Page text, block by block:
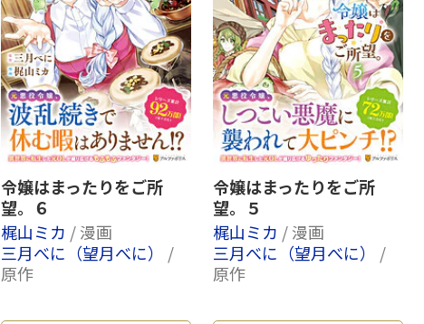
令嬢はまったりをご所
望。６
梶山ミカ / 漫画
三月べに（望月べに） /
原作
令嬢はまったりをご所
望。５
梶山ミカ / 漫画
三月べに（望月べに） /
原作